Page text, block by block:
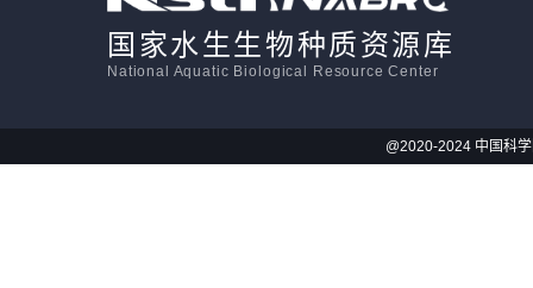
国家水生生物种质资源库
National Aquatic Biological Resource Center
@2020-2024 中国科